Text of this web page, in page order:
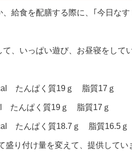
給食を配膳する際に、｢今日な
、いっぱい遊び、お昼寝をして
たんぱく質19ｇ 脂質17ｇ
たんぱく質19ｇ 脂質17ｇ
たんぱく質18.7ｇ 脂質16.5ｇ
盛り付け量を変えて、提供してい